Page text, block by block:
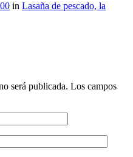
in Lasaña de pescado, la
será publicada. Los campos